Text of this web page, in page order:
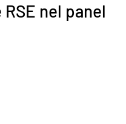
nel panel